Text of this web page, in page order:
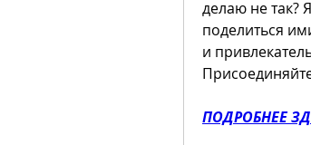
делаю не так?
поделиться
и
ПОДРОБНЕЕ